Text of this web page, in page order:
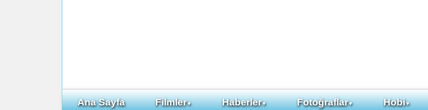
Ana Sayfa Filmler▼ Haberler▼ Fotoğraflar▼ Hobi▼